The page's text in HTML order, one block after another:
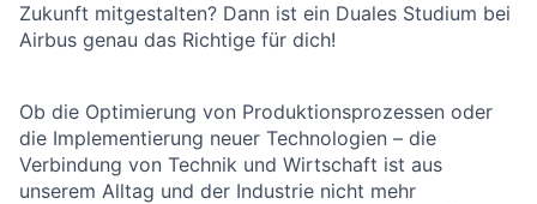
Zukunft mitgestalten? Dann ist ein Duales Studium bei
Airbus genau das Richtige für dich!
Ob die Optimierung von Produktionsprozessen oder
die Implementierung neuer Technologien – die
Verbindung von Technik und Wirtschaft ist aus
unserem Alltag und der Industrie nicht mehr